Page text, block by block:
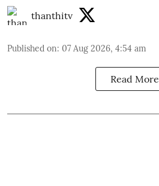
thanthitv
Published on: 07 Aug 2026, 4:54 am
Read More